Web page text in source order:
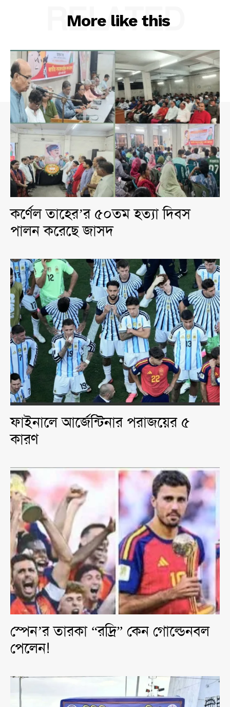
More like this
RELATED
কর্ণেল তাহের’র ৫০তম হত্যা দিবস
পালন করেছে জাসদ
ফাইনালে আর্জেন্টিনার পরাজয়ের ৫
কারণ
স্পেন’র তারকা “রদ্রি” কেন গোল্ডেনবল
পেলেন!